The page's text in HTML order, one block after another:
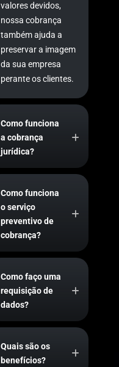
valores devidos,
nossa cobrança
também ajuda a
preservar a imagem
da sua empresa
perante os clientes.
Como funciona
a cobrança
jurídica?
Como funciona
o serviço
preventivo de
cobrança?
Como faço uma
requisição de
dados?
Quais são os
benefícios?